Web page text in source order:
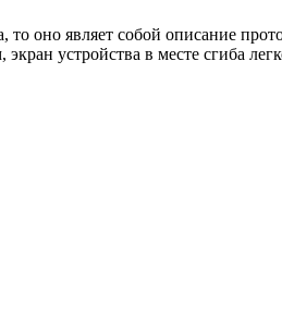
то оно являет собой описание
устройства в месте сгиба